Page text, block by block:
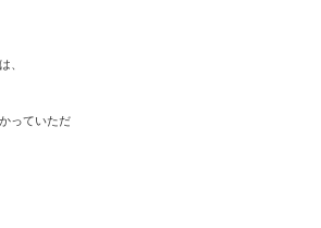
、
っていただ